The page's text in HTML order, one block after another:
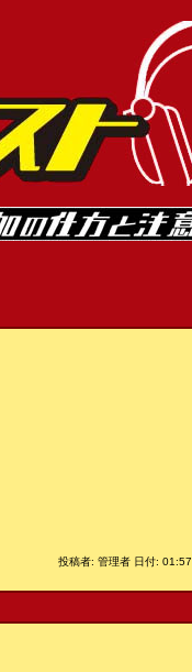
投稿者: 管理者 日付: 01:57